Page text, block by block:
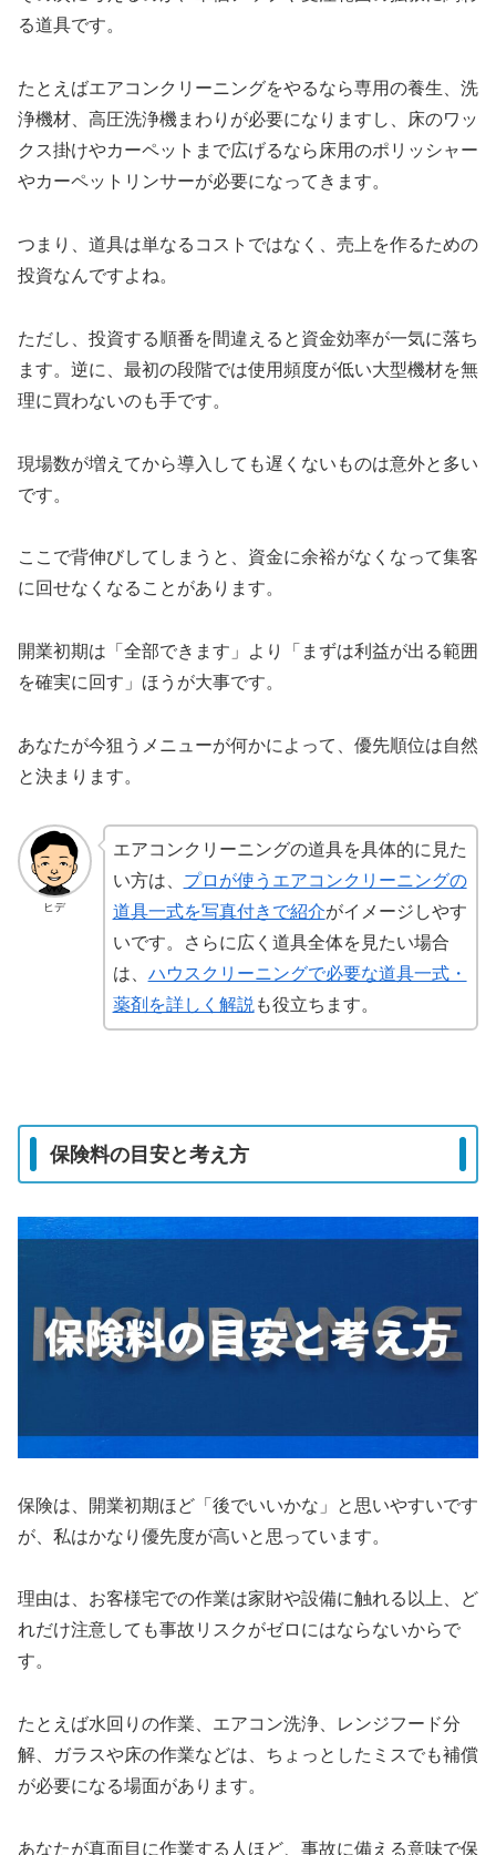
る道具です。
たとえばエアコンクリーニングをやるなら専用の養生、洗
浄機材、高圧洗浄機まわりが必要になりますし、床のワッ
クス掛けやカーペットまで広げるなら床用のポリッシャー
やカーペットリンサーが必要になってきます。
つまり、道具は単なるコストではなく、売上を作るための
投資なんですよね。
ただし、投資する順番を間違えると資金効率が一気に落ち
ます。逆に、最初の段階では使用頻度が低い大型機材を無
理に買わないのも手です。
現場数が増えてから導入しても遅くないものは意外と多い
です。
ここで背伸びしてしまうと、資金に余裕がなくなって集客
に回せなくなることがあります。
開業初期は「全部できます」より「まずは利益が出る範囲
を確実に回す」ほうが大事です。
あなたが今狙うメニューが何かによって、優先順位は自然
と決まります。
ヒデ
エアコンクリーニングの道具を具体的に見た
い方は、 プロが使うエアコンクリーニングの
道具一式を写真付きで紹介がイメージしやす
いです。さらに広く道具全体を見たい場合
は、 ハウスクリーニングで必要な道具一式・
薬剤を詳しく解説 も役立ちます。
保険料の目安と考え方
保険は、開業初期ほど「後でいいかな」と思いやすいです
が、私はかなり優先度が高いと思っています。
理由は、お客様宅での作業は家財や設備に触れる以上、ど
れだけ注意しても事故リスクがゼロにはならないからで
す。
たとえば水回りの作業、エアコン洗浄、レンジフード分
解、ガラスや床の作業などは、ちょっとしたミスでも補償
が必要になる場面があります。
あなたが真面目に作業する人ほど、事故に備える意味で保